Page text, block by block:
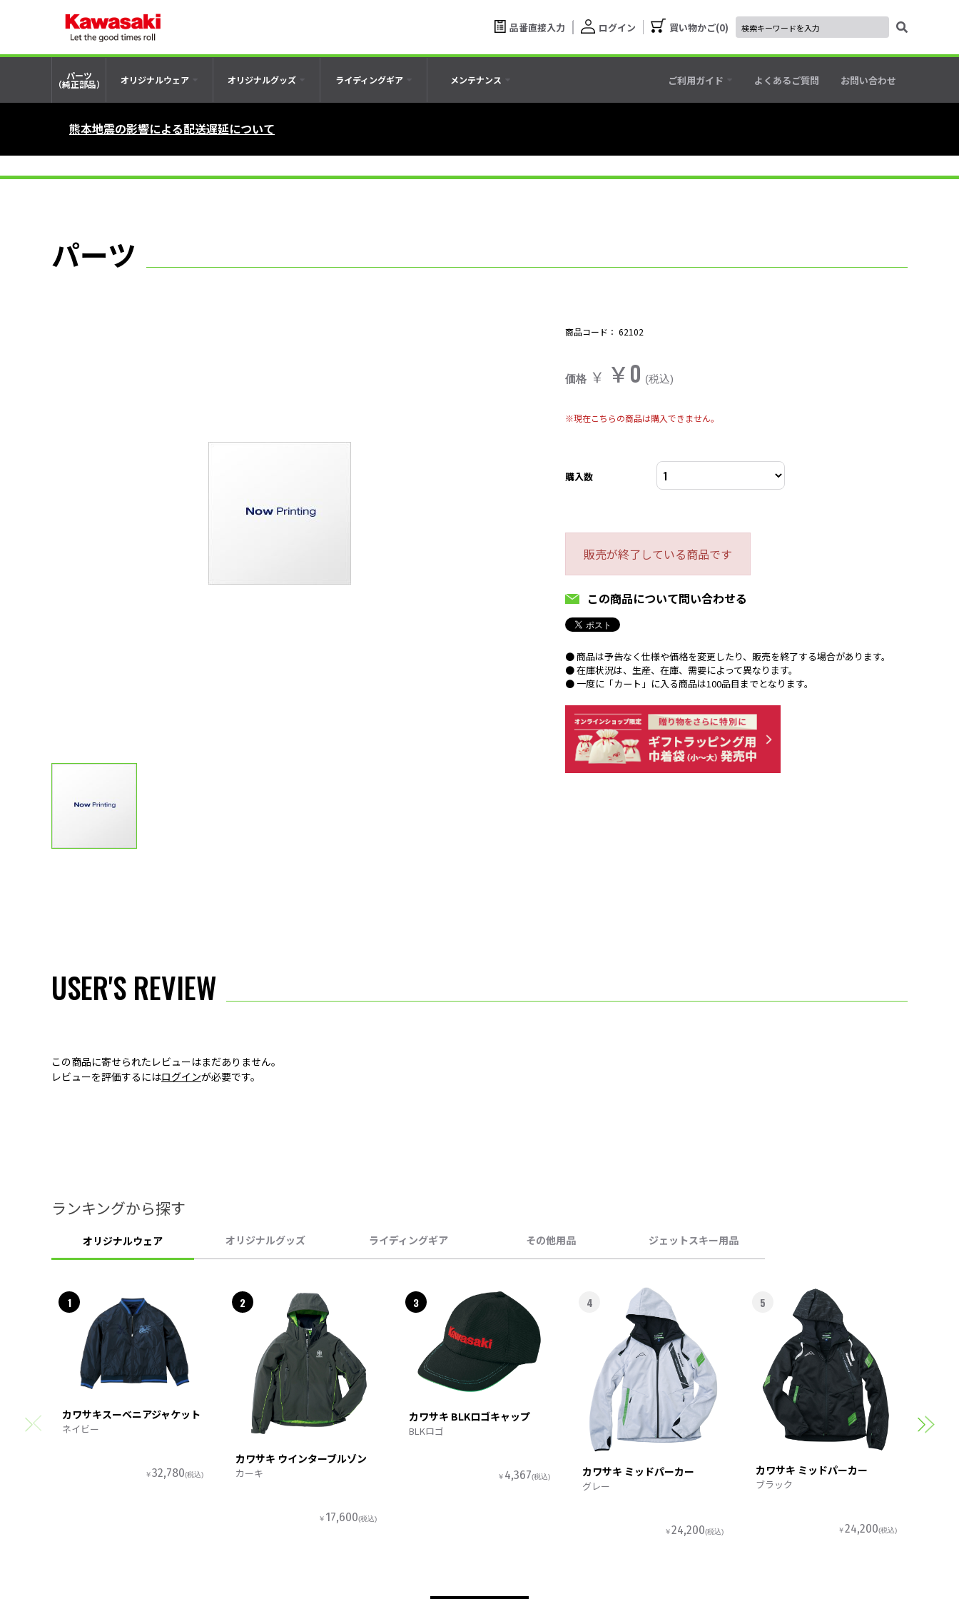
品番直接入力 ログイン 買い物かご 0
パーツ
（純正部品） オリジナルウェア オリジナルグッズ ライディングギア メンテナンス ご利用ガイド よくあるご質問 お問い合わせ
熊本地震の影響による配送遅延について
パーツ
商品コード： 62102
価格 ￥ ￥0 (税込)
※現在こちらの商品は購入できません。
購入数
販売が終了している商品です
この商品について問い合わせる
● 商品は予告なく仕様や価格を変更したり、販売を終了する場合があります。
● 在庫状況は、生産、在庫、需要によって異なります。
● 一度に「カート」に入る商品は100品目までとなります。
USER'S REVIEW
この商品に寄せられたレビューはまだありません。
レビューを評価するにはログインが必要です。
ランキングから探す
オリジナルウェア オリジナルグッズ ライディングギア その他用品 ジェットスキー用品
1
カワサキスーベニアジャケット
ネイビー
￥32,780(税込)
2
カワサキ ウインターブルゾン
カーキ
￥ 17,600(税込)
3
カワサキ BLKロゴキャップ
BLKロゴ
￥ 4,367(税込)
4
カワサキ ミッドパーカー
グレー
￥24,200(税込)
5
カワサキ ミッドパーカー
ブラック
￥24,200(税込)
スポ